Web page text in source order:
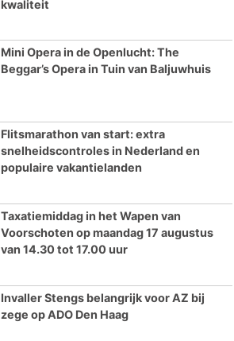
kwaliteit
Mini Opera in de Openlucht: The
Beggar’s Opera in Tuin van Baljuwhuis
Flitsmarathon van start: extra
snelheidscontroles in Nederland en
populaire vakantielanden
Taxatiemiddag in het Wapen van
Voorschoten op maandag 17 augustus
van 14.30 tot 17.00 uur
Invaller Stengs belangrijk voor AZ bij
zege op ADO Den Haag